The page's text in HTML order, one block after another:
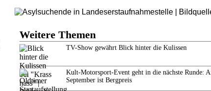
Weitere Themen
TV-Show gewährt Blick hinter die Kulissen
Kult-Motorsport-Event geht in die nächste Runde:
September ist Bergpreis